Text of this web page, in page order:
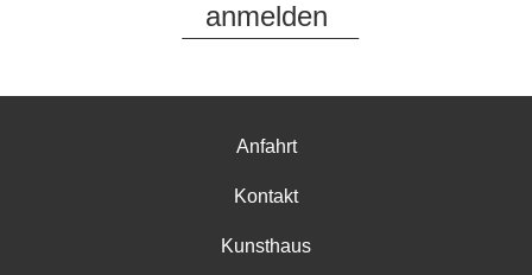
Anfahrt
Kontakt
Kunsthaus